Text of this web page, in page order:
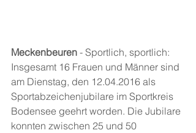
Meckenbeuren - Sportlich, sportlich:
Insgesamt 16 Frauen und Männer sind
am Dienstag, den 12.04.2016 als
Sportabzeichenjubilare im Sportkreis
Bodensee geehrt worden. Die Jubilare
konnten zwischen 25 und 50